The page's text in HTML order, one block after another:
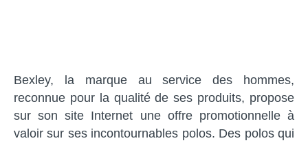
Bexley, la marque au service des hommes,
reconnue pour la qualité de ses produits, propose
sur son site Internet une offre promotionnelle à
valoir sur ses incontournables polos. Des polos qui